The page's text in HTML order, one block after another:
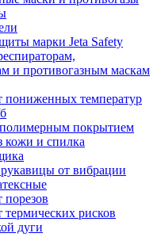
марки Jeta Safety
и противогазным маскам
пониженных температур
покрытием
кожи и спилка
от вибрации
порезов
термических рисков
дуги